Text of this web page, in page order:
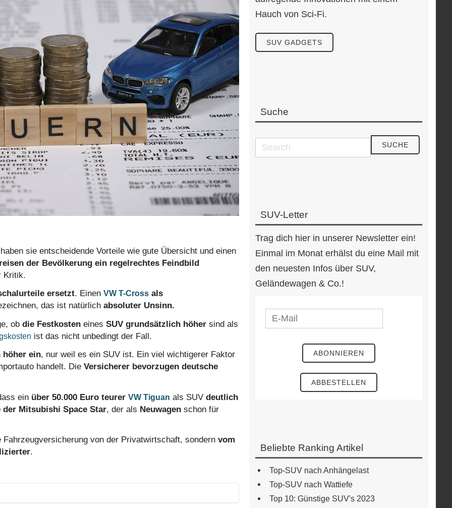
sie entscheidende Vorteile wie gute Übersicht und einen
der Bevölkerung ein regelrechtes Feindbild
Kritik.
ersetzt. Einen VW T-Cross als
das ist natürlich absoluter Unsinn.
ob die Festkosten eines SUV grundsätzlich höher sind als
ist das nicht unbedingt der Fall.
höher ein, nur weil es ein SUV ist. Ein viel wichtigerer Faktor
handelt. Die Versicherer bevorzugen deutsche
ein über 50.000 Euro teurer VW Tiguan als SUV deutlich
Mitsubishi Space Star, der als Neuwagen schon für
Fahrzeugversicherung von der Privatwirtschaft, sondern vom
.
Hauch von Sci-Fi.
SUV GADGETS
Suche
SUV-Letter
Trag dich hier in unserer Newsletter ein!
Einmal im Monat erhälst du eine Mail mit
den neuesten Infos über SUV,
Geländewagen & Co.!
Beliebte Ranking Artikel
Top-SUV nach Anhängelast
Top-SUV nach Wattiefe
Top 10: Günstige SUV's 2023